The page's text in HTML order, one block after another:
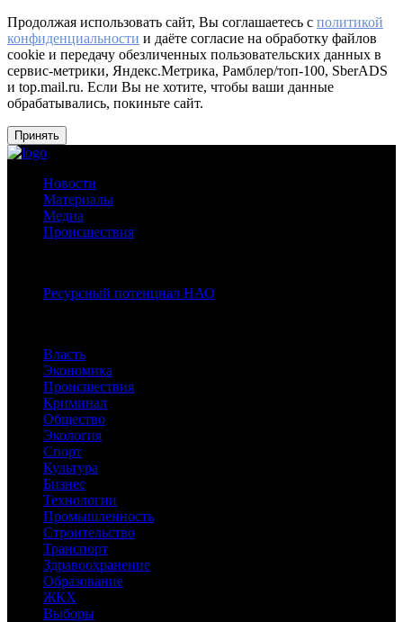
Продолжая использовать сайт, Вы соглашаетесь с политикой
конфиденциальности и даёте согласие на обработку файлов
cookie и передачу обезличенных пользовательских данных в
сервис-метрики, Яндекс.Метрика, Рамблер/топ-100, SberADS
и top.mail.ru. Если Вы не хотите, чтобы ваши данные
обрабатывались, покиньте сайт.
Принять
Новости
Материалы
Медиа
Происшествия
Ресурсный потенциал НАО
Власть
Экономика
Происшествия
Криминал
Общество
Экология
Спорт
Культура
Бизнес
Технологии
Промышленность
Строительство
Транспорт
Здравоохранение
Образование
ЖКХ
Выборы